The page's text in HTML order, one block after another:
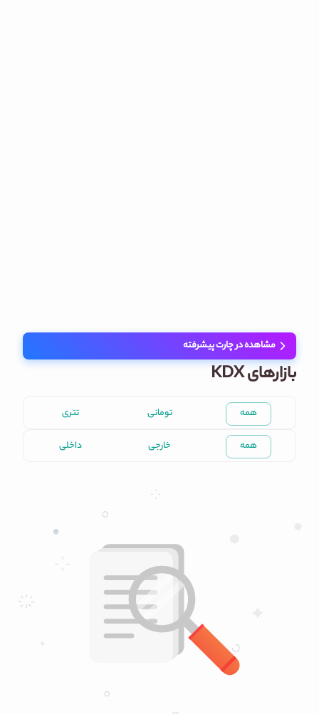
مشاهده در چارت پیشرفته
بازارهای KDX
همه تومانی تتری
همه خارجی داخلی